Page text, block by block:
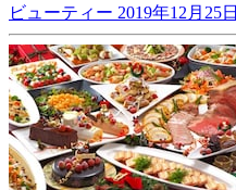
ビューティー 2019年12月25日